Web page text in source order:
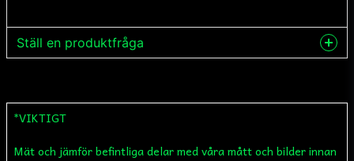
Ställ en produktfråga
*VIKTIGT
Mät och jämför befintliga delar med våra mått och bilder innan